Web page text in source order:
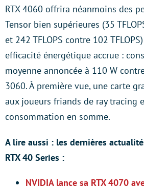
RTX 4060 offrira néanmoins des
Tensor bien supérieures (35
et 242 TFLOPS contre 102
efficacité énergétique accrue :
moyenne annoncée à 110 W
3060. À première vue, une carte
aux joueurs friands de ray tracing
consommation en somme.
A lire aussi : les dernières
RTX 40 Series :
NVIDIA lance sa RTX 4070